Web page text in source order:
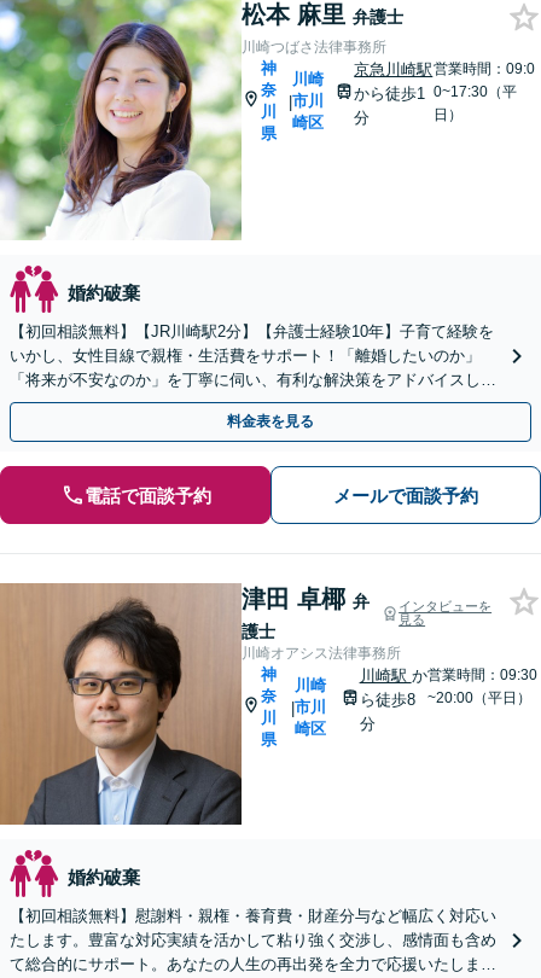
松本 麻里 弁護士
川崎つばさ法律事務所
神
奈
川
県
|
川崎
市川
崎区
京急川崎駅
から徒歩1
分
営業時間：09:0
0~17:30（平
日）
婚約破棄
【初回相談無料】【JR川崎駅2分】【弁護士経験10年】子育て経験を
いかし、女性目線で親権・生活費をサポート！「離婚したいのか」
「将来が不安なのか」を丁寧に伺い、有利な解決策をアドバイスしま
す。慰謝料、財産分与、親権など幅広くご相談ください
料金表を見る
電話で面談予約 メールで面談予約
津田 卓椰 弁
護士
インタビューを
見る
川崎オアシス法律事務所
神
奈
川
県
|
川崎
市川
崎区
川崎駅 か
ら徒歩8
分
営業時間：09:30
~20:00（平日）
婚約破棄
【初回相談無料】慰謝料・親権・養育費・財産分与など幅広く対応い
たします。豊富な対応実績を活かして粘り強く交渉し、感情面も含め
て総合的にサポート。あなたの人生の再出発を全力で応援いたします